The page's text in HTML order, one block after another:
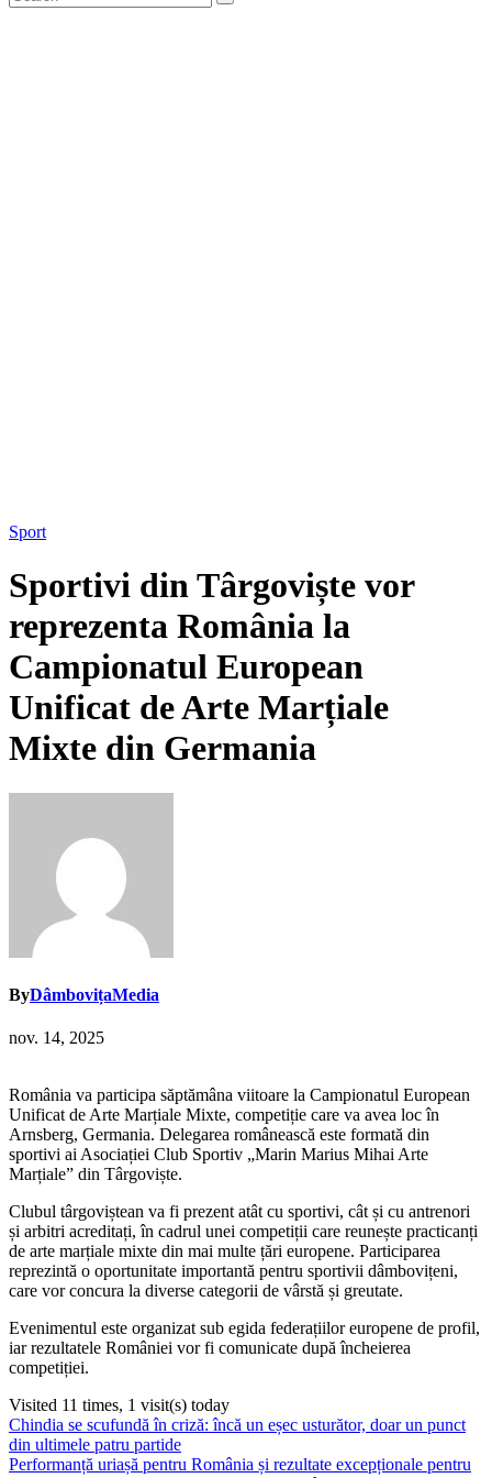
Sport
Sportivi din Târgoviște vor
reprezenta România la
Campionatul European
Unificat de Arte Marțiale
Mixte din Germania
ByDâmbovițaMedia
nov. 14, 2025
România va participa săptămâna viitoare la Campionatul European
Unificat de Arte Marțiale Mixte, competiție care va avea loc în
Arnsberg, Germania. Delegarea românească este formată din
sportivi ai Asociației Club Sportiv „Marin Marius Mihai Arte
Marțiale” din Târgoviște.
Clubul târgoviștean va fi prezent atât cu sportivi, cât și cu antrenori
și arbitri acreditați, în cadrul unei competiții care reunește practicanți
de arte marțiale mixte din mai multe țări europene. Participarea
reprezintă o oportunitate importantă pentru sportivii dâmbovițeni,
care vor concura la diverse categorii de vârstă și greutate.
Evenimentul este organizat sub egida federațiilor europene de profil,
iar rezultatele României vor fi comunicate după încheierea
competiției.
Visited 11 times, 1 visit(s) today
Navigare
în
Chindia se scufundă în criză: încă un eșec usturător, doar un punct
din ultimele patru partide
Performanță uriașă pentru România și rezultate excepționale pentru